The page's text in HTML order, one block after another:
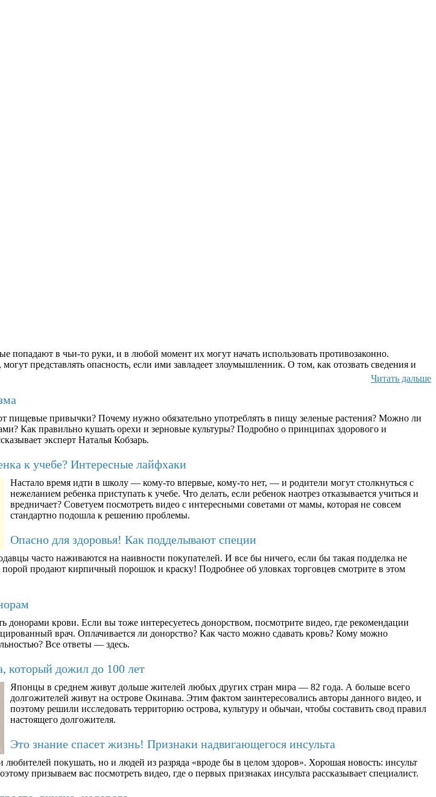
в чьи-то руки, и в любой момент их могут начать использовать противозаконно.
представлять опасность, если ими завладеет злоумышленник. О том, как отозвать сведения и
Читать дальше
пищевые привычки? Почему нужно обязательно употреблять в пищу зеленые растения? Можно ли
Как правильно кушать орехи и зерновые культуры? Подробно о принципах здорового и
эксперт Наталья Кобзарь.
к учебе? Интересные лайфхаки
Настало время идти в школу — кому-то впервые, кому-то нет, — и родители могут столкнуться с
нежеланием ребенка приступать к учебе. Что делать, если ребенок наотрез отказывается учиться и
вредничает? Советуем посмотреть видео с интересными советами от мамы, которая не совсем
стандартно подошла к решению проблемы.
Опасно для здоровья! Как подделывают специи
часто наживаются на наивности покупателей. И все бы ничего, если бы такая подделка не
продают кирпичный порошок и краску! Подробнее об уловках торговцев смотрите в этом
донорами крови. Если вы тоже интересуетесь донорством, посмотрите видео, где рекомендации
врач. Оплачивается ли донорство? Как часто можно сдавать кровь? Кому можно
Все ответы — здесь.
который дожил до 100 лет
Японцы в среднем живут дольше жителей любых других стран мира — 82 года. А больше всего
долгожителей живут на острове Окинава. Этим фактом заинтересовались авторы данного видео, и
поэтому решили исследовать территорию острова, культуру и обычаи, чтобы составить свод правил
настоящего долгожителя.
Это знание спасет жизнь! Признаки надвигающегося инсульта
любителей покушать, но и людей из разряда «вроде бы в целом здоров». Хорошая новость: инсульт
призываем вас посмотреть видео, где о первых признаках инсульта рассказывает специалист.